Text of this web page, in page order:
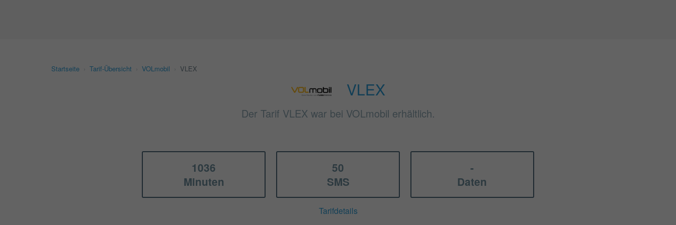
Startseite Tarif-Übersicht VOLmobil VLEX
VLEX
Der Tarif VLEX war bei VOLmobil erhältlich.
1036
Minuten
50
SMS
-
Daten
Tarifdetails